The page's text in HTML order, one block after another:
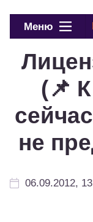
Меню
(📌
не
06.09.2012,